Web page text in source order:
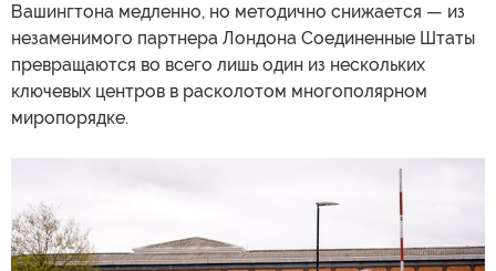
Вашингтона медленно, но методично снижается — из
незаменимого партнера Лондона Соединенные Штаты
превращаются во всего лишь один из нескольких
ключевых центров в расколотом многополярном
миропорядке.